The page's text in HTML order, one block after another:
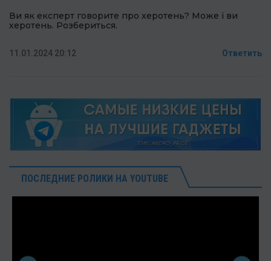
Ви як експерт говорите про херотень? Може і ви
херотень. Розбериться.
11.01.2024 20:12 Ответить
ПОСЛЕДНИЕ РОЛИКИ НА YOUTUBE